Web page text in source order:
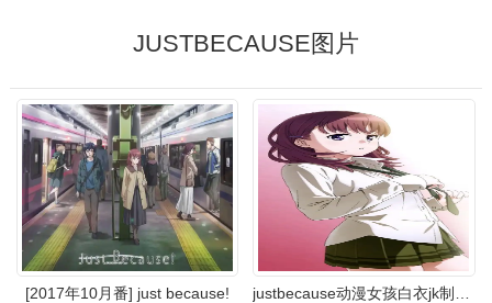
JUSTBECAUSE图片
[2017年10月番] just because!